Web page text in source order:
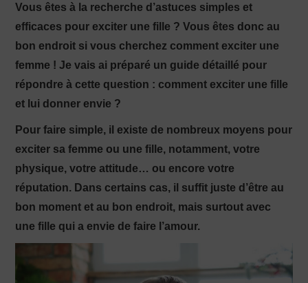
L’AUTEUR
FORMATIONS DE SÉDUCTION
TÉMOIGNAGES CLIENTS
EBOOKS SÉDUCTION
Vous êtes à la recherche d’astuces simples et
efficaces pour exciter une fille ? Vous êtes donc au
bon endroit si vous cherchez comment exciter une
femme ! Je vais ai préparé un guide détaillé pour
répondre à cette question : comment exciter une fille
et lui donner envie ?
Pour faire simple, il existe de nombreux moyens pour
exciter sa femme ou une fille, notamment, votre
physique, votre attitude… ou encore votre
réputation. Dans certains cas, il suffit juste d’être au
bon moment et au bon endroit, mais surtout avec
une fille qui a envie de faire l’amour.